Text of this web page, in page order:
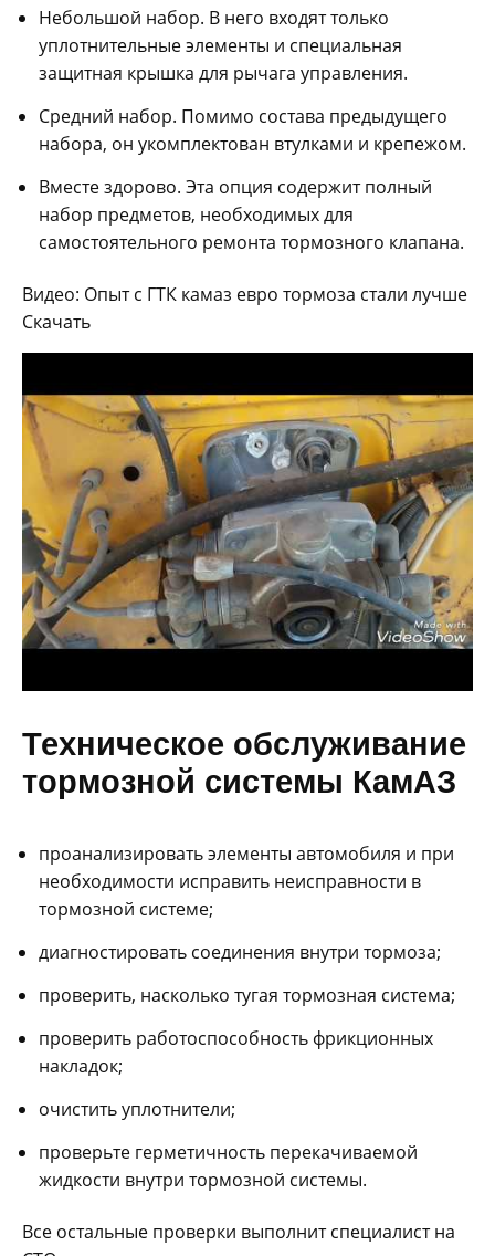
Небольшой набор. В него входят только
уплотнительные элементы и специальная
защитная крышка для рычага управления.
Средний набор. Помимо состава предыдущего
набора, он укомплектован втулками и крепежом.
Вместе здорово. Эта опция содержит полный
набор предметов, необходимых для
самостоятельного ремонта тормозного клапана.
Видео: Опыт с ГТК камаз евро тормоза стали лучше
Скачать
Техническое обслуживание
тормозной системы КамАЗ
проанализировать элементы автомобиля и при
необходимости исправить неисправности в
тормозной системе;
диагностировать соединения внутри тормоза;
проверить, насколько тугая тормозная система;
проверить работоспособность фрикционных
накладок;
очистить уплотнители;
проверьте герметичность перекачиваемой
жидкости внутри тормозной системы.
Все остальные проверки выполнит специалист на